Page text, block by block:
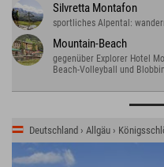
Silvretta Montafon
sportliches Alpental:
Mountain-Beach
gegenüber Explorer Hotel
Beach-Volleyball und
Deutschland › Allgäu ›